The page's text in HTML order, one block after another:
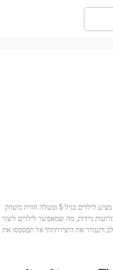
הצטרפו להרפתקה קסומה עם מיני יסמין ורפונזל (מספר סט: 43303)! הסט המיוחד הזה מציע לילדים בגיל 5 ומעלה חווית משחק
ניידות, מה שמאפשר לילדים ליצור
ותעורר את היצירתיות! אל תפספסו את